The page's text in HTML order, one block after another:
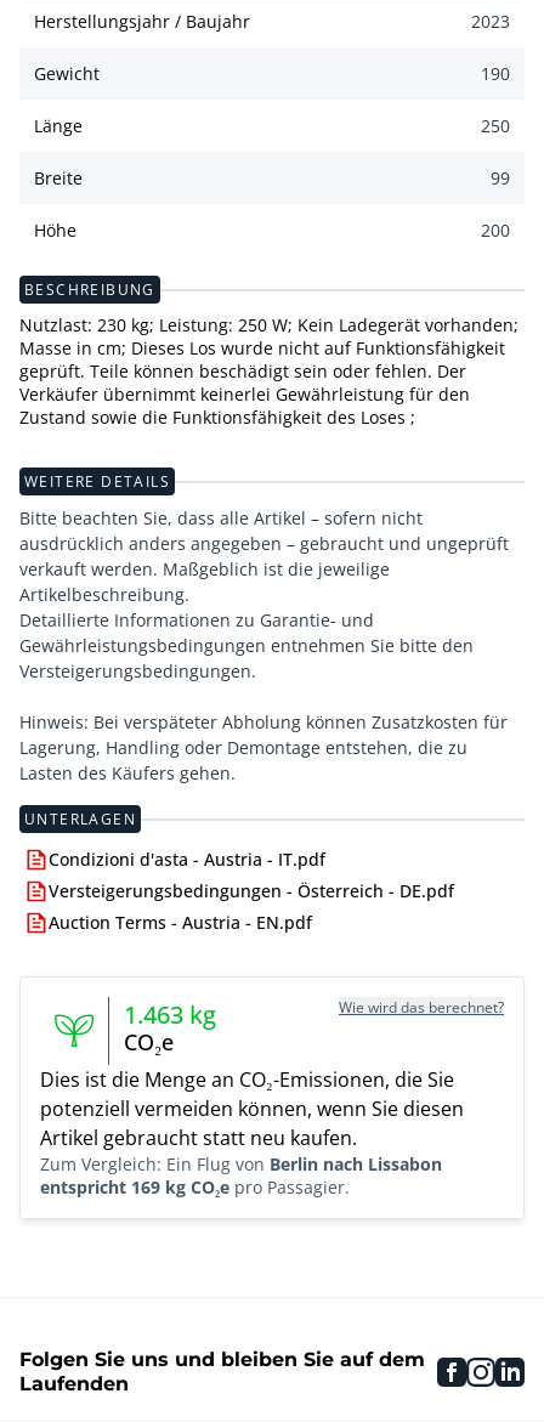
Herstellungsjahr / Baujahr 2023
Gewicht 190
Länge 250
Breite 99
Höhe 200
BESCHREIBUNG
Nutzlast: 230 kg; Leistung: 250 W; Kein Ladegerät vorhanden;
Masse in cm; Dieses Los wurde nicht auf Funktionsfähigkeit
geprüft. Teile können beschädigt sein oder fehlen. Der
Verkäufer übernimmt keinerlei Gewährleistung für den
Zustand sowie die Funktionsfähigkeit des Loses ;
WEITERE DETAILS
Bitte beachten Sie, dass alle Artikel – sofern nicht
ausdrücklich anders angegeben – gebraucht und ungeprüft
verkauft werden. Maßgeblich ist die jeweilige
Artikelbeschreibung.
Detaillierte Informationen zu Garantie- und
Gewährleistungsbedingungen entnehmen Sie bitte den
Versteigerungsbedingungen.
Hinweis: Bei verspäteter Abholung können Zusatzkosten für
Lagerung, Handling oder Demontage entstehen, die zu
Lasten des Käufers gehen.
UNTERLAGEN
Condizioni d'asta - Austria - IT.pdf
Versteigerungsbedingungen - Österreich - DE.pdf
Auction Terms - Austria - EN.pdf
1.463 kg
CO₂e
Wie wird das berechnet?
Dies ist die Menge an CO₂-Emissionen, die Sie
potenziell vermeiden können, wenn Sie diesen
Artikel gebraucht statt neu kaufen.
Zum Vergleich: Ein Flug von Berlin nach Lissabon
entspricht 169 kg CO₂e pro Passagier.
Folgen Sie uns und bleiben Sie auf dem
Laufenden